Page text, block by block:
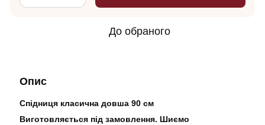
До обраного
Опис
Спідниця класична довша 90 см
Виготовляється під замовлення. Шиємо